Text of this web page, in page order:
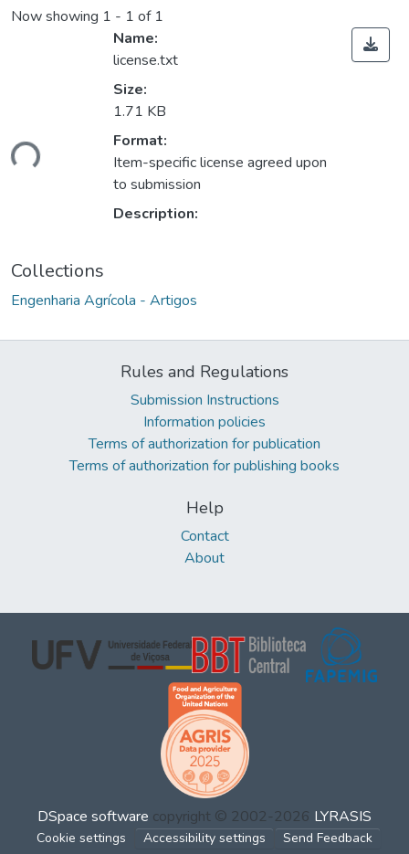
Now showing 1 - 1 of 1
Name:
license.txt
Size:
1.71 KB
Format:
Item-specific license agreed upon
to submission
Description:
Collections
Engenharia Agrícola - Artigos
Rules and Regulations
Submission Instructions
Information policies
Terms of authorization for publication
Terms of authorization for publishing books
Help
Contact
About
DSpace software copyright © 2002-2026 LYRASIS
Cookie settings Accessibility settings Send Feedback